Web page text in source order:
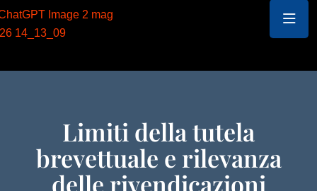
Limiti della tutela
brevettuale e rilevanza
delle rivendicazioni